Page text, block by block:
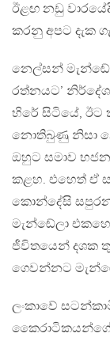
ඊළඟ නඩු
කරනු අපට දැක
නෙල්සන්
රත්නයට’
හිරේ සිටියේ, ඊට
නොතිබුණු නිසා
ඔහුට සමාව
කළහ. එහෙත් ඒ
කොන්දේසි
මැන්ඬේලා
ජීවිතයෙන් දශක
ගෙවන්නට
ලංකාවේ
කෛරාටිකයන්ගේ